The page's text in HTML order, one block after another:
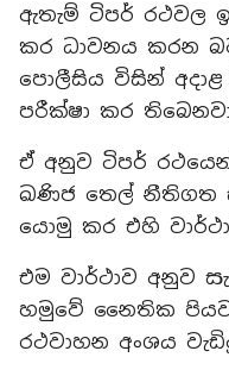
ඇතැම් ටිපර් රථවල
කර ධාවනය කරන
පොලීසිය විසින්
පරීක්ෂා කර
ඒ අනුව ටිපර්
ඛණිජ තෙල් නීතිගත
යොමු කර එහි
එම වාර්ථාව අනුව
හමුවේ නෛතික
රථවාහන අංශය